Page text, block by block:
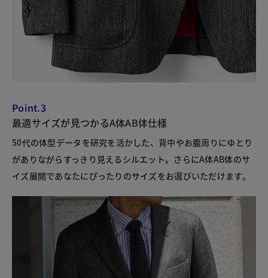
Point.3
最適サイズが見つかるA体AB体仕様
50代の体型データを研究を活かした、背中やお腹周りにゆとり
がありながらすっきり見えるシルエット。さらにA体AB体のサ
イズ展開であなたにぴったりのサイズをお選びいただけます。